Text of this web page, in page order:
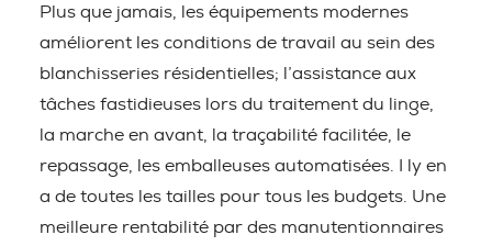
Plus que jamais, les équipements modernes
améliorent les conditions de travail au sein des
blanchisseries résidentielles; l’assistance aux
tâches fastidieuses lors du traitement du linge,
la marche en avant, la traçabilité facilitée, le
repassage, les emballeuses automatisées. I ly en
a de toutes les tailles pour tous les budgets. Une
meilleure rentabilité par des manutentionnaires